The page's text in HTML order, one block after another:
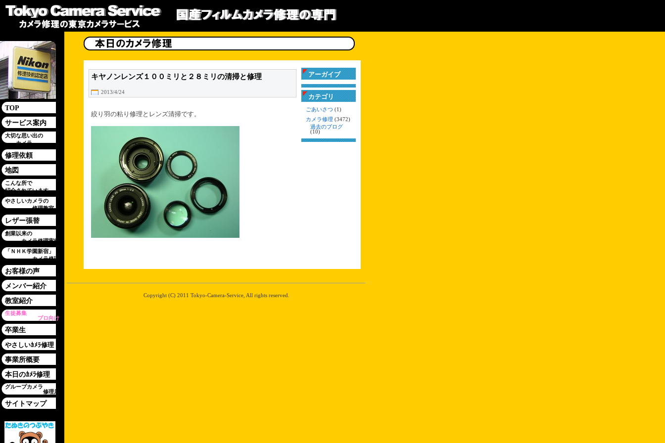
TOP
サービス案内
大切な思い出の
カメラ
修理依頼
地図
こんな所で
紹介されています
やさしいカメラの
修理教室
レザー張替
創業以来の
カメラ修理実績
「ＮＨＫ学園新宿」
カメラ修理
お客様の声
メンバー紹介
教室紹介
生徒募集
プロ向け
卒業生
やさしいｶﾒﾗ修理
事業所概要
本日のｶﾒﾗ修理
グループカメラ
修理店
サイトマップ
キヤノンレンズ１００ミリと２８ミリの清掃と修理
2013/4/24
絞り羽の粘り修理とレンズ清掃です。
アーガイブ
カテゴリ
ごあいさつ (1)
カメラ修理 (3472)
過去のブログ
(10)
Copyright (C) 2011 Tokyo-Camera-Service, All rights reserved.